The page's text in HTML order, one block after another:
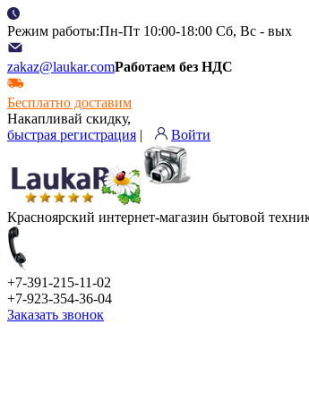
Режим работы:Пн-Пт 10:00-18:00 Сб, Вс - вых
zakaz@laukar.comРаботаем без НДС
Бесплатно доставим
Накапливай скидку,
быстрая регистрация | Войти
Красноярский интернет-магазин бытовой
+7-391-215-11-02
+7-923-354-36-04
Заказать звонок